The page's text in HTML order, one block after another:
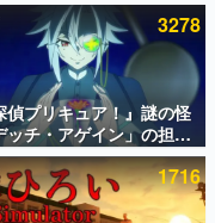
グ
3278
偵プリキュア！』謎の怪
ッチ・アゲイン」の担当
トは天﨑滉平さんと判
Re:ゼロから始める異世
』オットー役、『ヒプノ
1716